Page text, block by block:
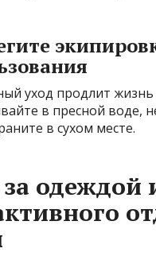
уход продлит
в пресной воде,
в сухом месте.
одеждой